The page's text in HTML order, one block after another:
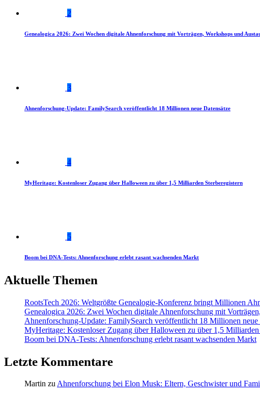
2
Genealogica 2026: Zwei Wochen digitale Ahnenforschung mit Vorträgen, Workshops und
3
Ahnenforschung-Update: FamilySearch veröffentlicht 18 Millionen neue Datensätze
4
MyHeritage: Kostenloser Zugang über Halloween zu über 1,5 Milliarden Sterberegistern
5
Boom bei DNA-Tests: Ahnenforschung erlebt rasant wachsenden Markt
Aktuelle Themen
RootsTech 2026: Weltgrößte Genealogie-Konferenz bringt Millionen
Genealogica 2026: Zwei Wochen digitale Ahnenforschung mit
Ahnenforschung-Update: FamilySearch veröffentlicht 18 Millionen neue
MyHeritage: Kostenloser Zugang über Halloween zu über 1,5 Milliarden
Boom bei DNA-Tests: Ahnenforschung erlebt rasant wachsenden Markt
Letzte Kommentare
Martin zu Ahnenforschung bei Elon Musk: Eltern, Geschwister und